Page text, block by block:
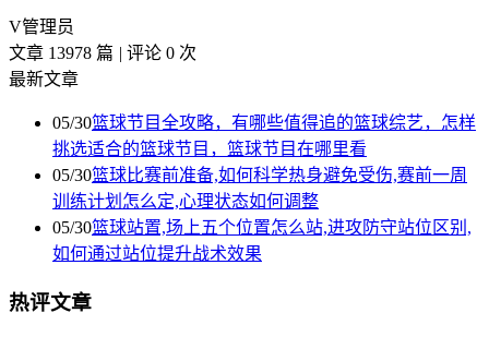
V管理员
文章 13978 篇
评论 0 次
最新文章
05/30篮球节目全攻略，有哪些值得追的篮球综艺，怎样
挑选适合的篮球节目，篮球节目在哪里看
05/30篮球比赛前准备,如何科学热身避免受伤,赛前一周
训练计划怎么定,心理状态如何调整
05/30篮球站置,场上五个位置怎么站,进攻防守站位区别,
如何通过站位提升战术效果
热评文章